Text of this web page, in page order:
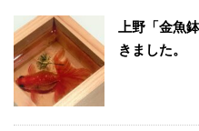
上野「金魚
きました。